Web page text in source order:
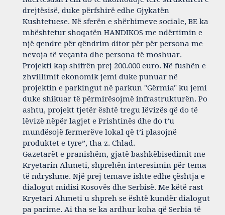
drejtësisë, duke përfshirë edhe Gjykatën
Kushtetuese. Në sferën e shërbimeve sociale, BE ka
mbështetur shoqatën HANDIKOS me ndërtimin e
një qendre për qëndrim ditor për për persona me
nevoja të veçanta dhe persona të moshuar.
Projekti kap shifrën prej 200.000 euro. Në fushën e
zhvillimit ekonomik jemi duke punuar në
projektin e parkingut në parkun "Gërmia" ku jemi
duke shikuar të përmirësojmë infrastrukturën. Po
ashtu, projekt tjetër është tregu lëvizës që do të
lëvizë nëpër lagjet e Prishtinës dhe do t’u
mundësojë fermerëve lokal që t’i plasojnë
produktet e tyre”, tha z. Chlad.
Gazetarët e pranishëm, gjatë bashkëbisedimit me
Kryetarin Ahmeti, shprehën interesimin për tema
të ndryshme. Një prej temave ishte edhe çështja e
dialogut midisi Kosovës dhe Serbisë. Me këtë rast
Kryetari Ahmeti u shpreh se është kundër dialogut
pa parime. Ai tha se ka ardhur koha që Serbia të